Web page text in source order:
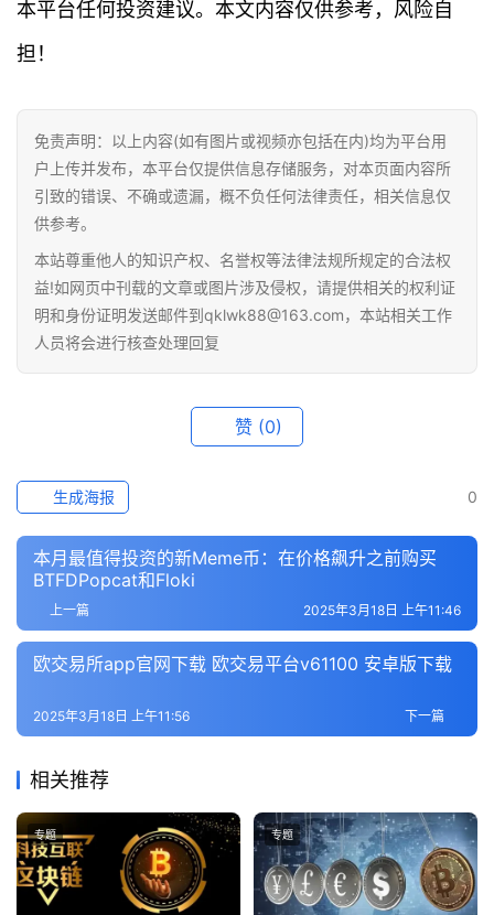
本平台任何投资建议。本文内容仅供参考，风险自
担！
免责声明：以上内容(如有图片或视频亦包括在内)均为平台用
户上传并发布，本平台仅提供信息存储服务，对本页面内容所
引致的错误、不确或遗漏，概不负任何法律责任，相关信息仅
供参考。
本站尊重他人的知识产权、名誉权等法律法规所规定的合法权
益!如网页中刊载的文章或图片涉及侵权，请提供相关的权利证
明和身份证明发送邮件到qklwk88@163.com，本站相关工作
人员将会进行核查处理回复
赞 (0)
0
生成海报
本月最值得投资的新Meme币：在价格飙升之前购买
BTFDPopcat和Floki
上一篇 2025年3月18日 上午11:46
欧交易所app官网下载 欧交易平台v61100 安卓版下载
下一篇
2025年3月18日 上午11:56
相关推荐
专题 专题